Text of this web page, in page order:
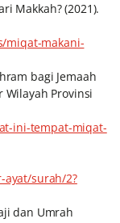
Makkah? (2021).
miqat-makani-
bagi Jemaah
Wilayah Provinsi
ini-tempat-miqat-
surah/2?
dan Umrah